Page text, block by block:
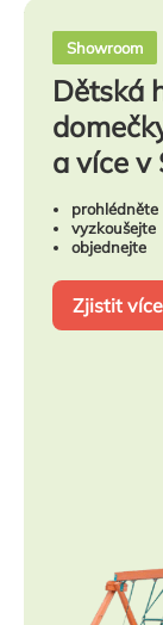
Showroom
Dětská
a více v
prohlédněte
vyzkoušejte
objednejte
Zjistit více